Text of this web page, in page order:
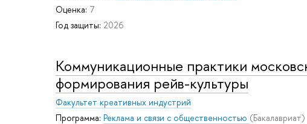
Оценка: 7
Год защиты: 2026
Коммуникационные практики
формирования рейв-культуры
Факультет креативных индустрий
Программа: Реклама и связи с общественностью (Бакалавриат)